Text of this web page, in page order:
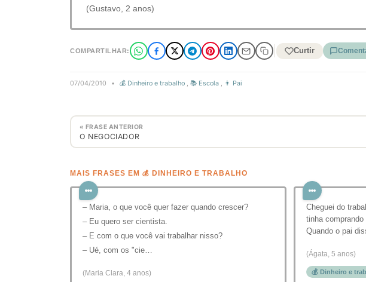
(Gustavo, 2 anos)
COMPARTILHAR: Curtir
07/04/2010 • 💰 Dinheiro e trabalho , 📚 Escola , 👨 Pai
« FRASE ANTERIOR
O NEGOCIADOR
MAIS FRASES EM 💰 DINHEIRO E TRABALHO
– Maria, o que você quer fazer quando crescer?
– Eu quero ser cientista.
– E com o que você vai trabalhar nisso?
– Ué, com os "cie…
(Maria Clara, 4 anos)
Cheguei do
tinha
Quando o pai
(Ágata, 5 anos)
💰 Dinheiro e